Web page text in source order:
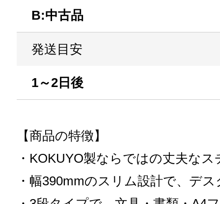
B:中古品
発送目安
1～2日後
【商品の特徴】
・KOKUYO製ならではの丈夫な
・幅390mmのスリム設計で、デ